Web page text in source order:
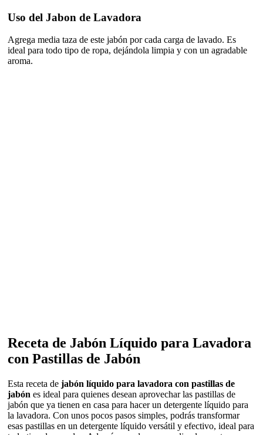
Uso del Jabon de Lavadora
Agrega media taza de este jabón por cada carga de lavado. Es
ideal para todo tipo de ropa, dejándola limpia y con un agradable
aroma.
Receta de Jabón Líquido para Lavadora
con Pastillas de Jabón
Esta receta de jabón líquido para lavadora con pastillas de
jabón es ideal para quienes desean aprovechar las pastillas de
jabón que ya tienen en casa para hacer un detergente líquido para
la lavadora. Con unos pocos pasos simples, podrás transformar
esas pastillas en un detergente líquido versátil y efectivo, ideal para